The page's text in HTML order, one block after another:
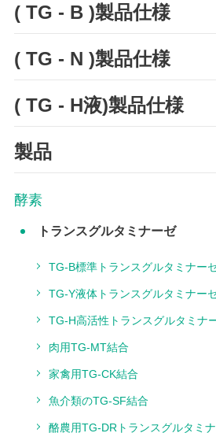
( TG - B )製品仕様
( TG - N )製品仕様
( TG - H液)製品仕様
製品
酵素
トランスグルタミナーゼ
TG‐B標準トランスグルタミナー
TG‐Y液体トランスグルタミナー
TG‐H高活性トランスグルタミナ
肉用TG‐MT結合
家禽用TG‐CK結合
魚介類のTG‐SF結合
酪農用TG‐DRトランスグルタミ